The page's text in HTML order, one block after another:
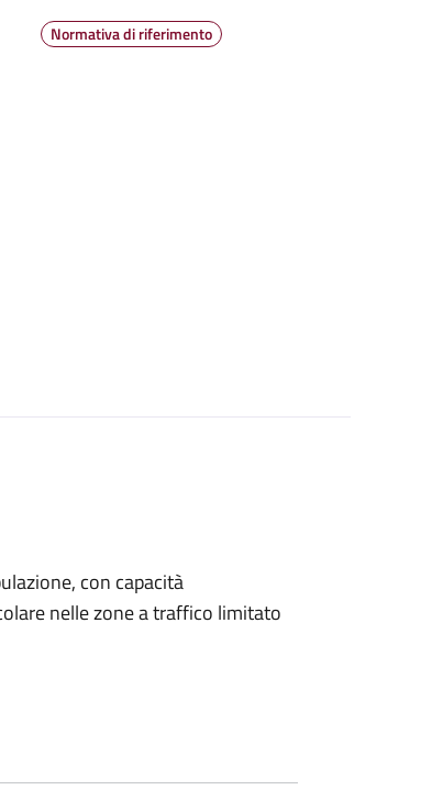
Normativa di riferimento
con capacità
nelle zone a traffico limitato